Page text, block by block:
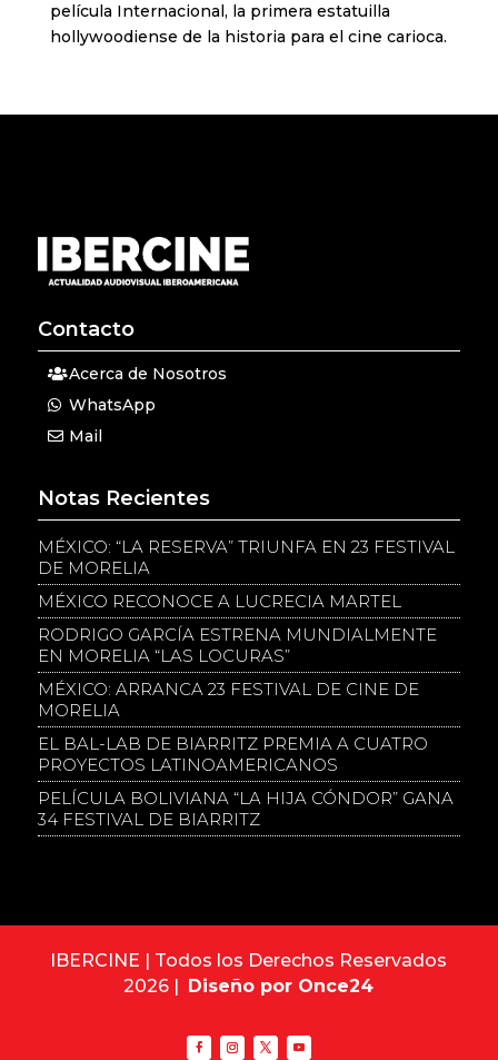
película Internacional, la primera estatuilla
hollywoodiense de la historia para el cine carioca.
Contacto
Acerca de Nosotros
WhatsApp
Mail
Notas Recientes
MÉXICO: “LA RESERVA” TRIUNFA EN 23 FESTIVAL
DE MORELIA
MÉXICO RECONOCE A LUCRECIA MARTEL
RODRIGO GARCÍA ESTRENA MUNDIALMENTE
EN MORELIA “LAS LOCURAS”
MÉXICO: ARRANCA 23 FESTIVAL DE CINE DE
MORELIA
EL BAL-LAB DE BIARRITZ PREMIA A CUATRO
PROYECTOS LATINOAMERICANOS
PELÍCULA BOLIVIANA “LA HIJA CÓNDOR” GANA
34 FESTIVAL DE BIARRITZ
IBERCINE | Todos los Derechos Reservados
2026 | Diseño por Once24